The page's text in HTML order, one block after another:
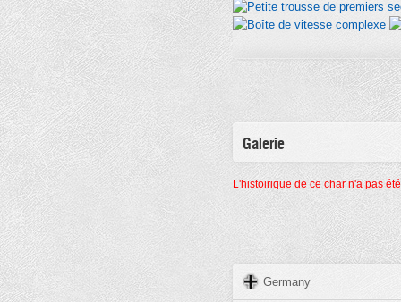
Galerie
L'histoirique de ce char n'a pas
Germany